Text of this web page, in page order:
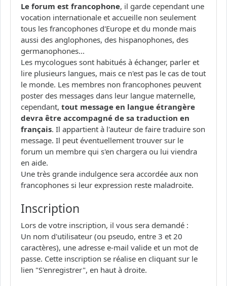
Le forum est francophone, il garde cependant une
vocation internationale et accueille non seulement
tous les francophones d'Europe et du monde mais
aussi des anglophones, des hispanophones, des
germanophones...
Les mycologues sont habitués à échanger, parler et
lire plusieurs langues, mais ce n'est pas le cas de tout
le monde. Les membres non francophones peuvent
poster des messages dans leur langue maternelle,
cependant, tout message en langue étrangère
devra être accompagné de sa traduction en
français. Il appartient à l'auteur de faire traduire son
message. Il peut éventuellement trouver sur le
forum un membre qui s'en chargera ou lui viendra
en aide.
Une très grande indulgence sera accordée aux non
francophones si leur expression reste maladroite.
Inscription
Lors de votre inscription, il vous sera demandé :
Un nom d'utilisateur (ou pseudo, entre 3 et 20
caractères), une adresse e-mail valide et un mot de
passe. Cette inscription se réalise en cliquant sur le
lien "S'enregistrer", en haut à droite.